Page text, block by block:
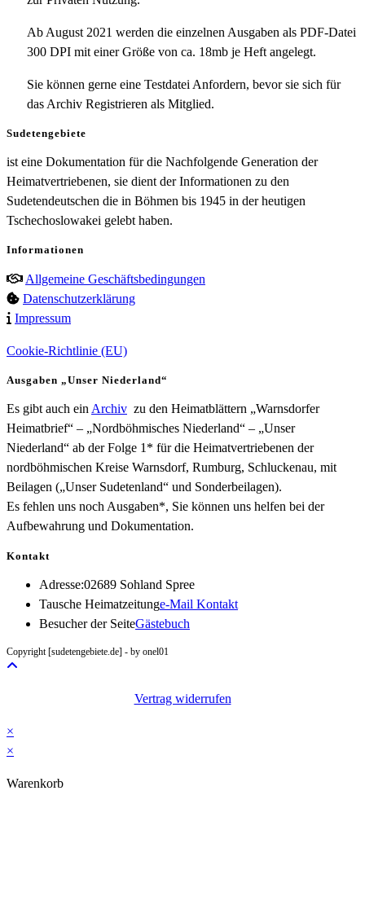
Ab August 2021 werden die einzelnen Ausgaben als PDF-Datei
300 DPI mit einer Größe von ca. 18mb je Heft angelegt.
Sie können gerne eine Testdatei Anfordern, bevor sie sich für
das Archiv Registrieren als Mitglied.
Sudetengebiete
ist eine Dokumentation für die Nachfolgende Generation der
Heimatvertriebenen, sie dient der Informationen zu den
Sudetendeutschen die in Böhmen bis 1945 in der heutigen
Tschechoslowakei gelebt haben.
Informationen
Allgemeine Geschäftsbedingungen
Datenschutzerklärung
Impressum
Cookie-Richtlinie (EU)
Ausgaben „Unser Niederland“
Es gibt auch ein Archiv zu den Heimatblättern „Warnsdorfer
Heimatbrief“ – „Nordböhmisches Niederland“ – „Unser
Niederland“ ab der Folge 1* für die Heimatvertriebenen der
nordböhmischen Kreise Warnsdorf, Rumburg, Schluckenau, mit
Beilagen („Unser Sudetenland“ und Sonderbeilagen).
Es fehlen uns noch Ausgaben*, Sie können uns helfen bei der
Aufbewahrung und Dokumentation.
Kontakt
Adresse:02689 Sohland Spree
Tausche Heimatzeitunge-Mail KontaktOpens
Besucher der SeiteGästebuch
Copyright [sudetengebiete.de] - by onel01
Vertrag widerrufen
×
×
Warenkorb